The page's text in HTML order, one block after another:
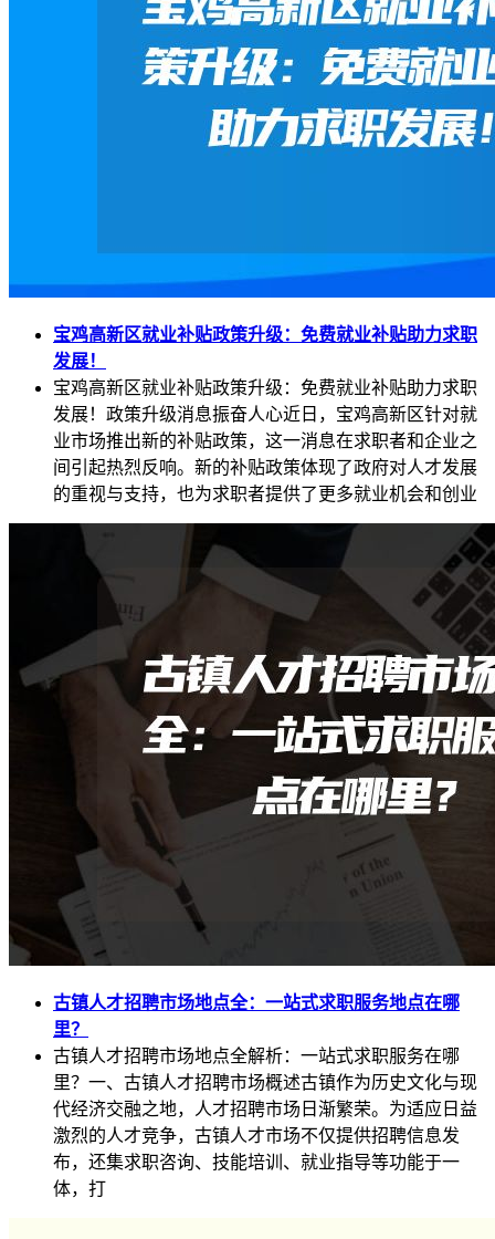
宝鸡高新区就业补贴政策升级：免费就业补贴助力求职
发展！
宝鸡高新区就业补贴政策升级：免费就业补贴助力求职
发展！政策升级消息振奋人心近日，宝鸡高新区针对就
业市场推出新的补贴政策，这一消息在求职者和企业之
间引起热烈反响。新的补贴政策体现了政府对人才发展
的重视与支持，也为求职者提供了更多就业机会和创业
古镇人才招聘市场地点全：一站式求职服务地点在哪
里？
古镇人才招聘市场地点全解析：一站式求职服务在哪
里？一、古镇人才招聘市场概述古镇作为历史文化与现
代经济交融之地，人才招聘市场日渐繁荣。为适应日益
激烈的人才竞争，古镇人才市场不仅提供招聘信息发
布，还集求职咨询、技能培训、就业指导等功能于一
体，打